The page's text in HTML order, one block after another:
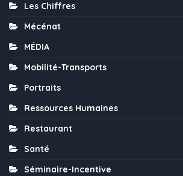
Les Chiffres
Mécénat
MÉDIA
Mobilité-Transports
Portraits
Ressources Humaines
Restaurant
Santé
Séminaire-Incentive